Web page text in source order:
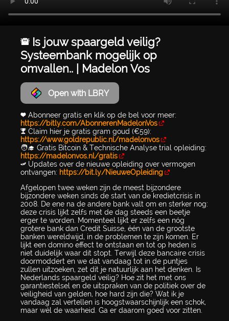
🚨 Is jouw spaargeld veilig?
Systeembank mogelijk op
omvallen.. | Madelon Vos
Open with LBRY
❤️ Abonneer gratis en klik op de bel voor meer:
https://bitly.com/AbonnerenMadelonVos
🏆 Claim hier je gratis gram goud (€59):
https://www.goldrepublic.nl/madelonvos
🧑‍🎓 Gratis Bitcoin & Technische Analyse trial opleiding:
https://madelonvos.nl/gratis
💸 Updates over de nieuwe opleiding over vermogen
ontvangen: https://bit.ly/NieuweOpleiding
Afgelopen twee weken zijn de meest bijzondere
bijzondere weken sinds de start van de kredietcrisis in
2008. De ene na de andere bank valt om en sterker nog:
deze crisis lijkt zelfs met de dag steeds een beetje
erger te worden. Momenteel lijkt er zelfs een nóg
grotere bank dan Credit Suisse, één van de grootste
banken wereldwijd, in de problemen te zijn komen. Er
lijkt een domino effect te ontstaan en tot op heden is
niet duidelijk waar dit stopt. Terwijl deze bancaire crisis
doormoddert en we dat vandaag tot in de puntjes
zullen uitzoeken, zet dit je natuurlijk aan het denken. Is
Nederlands spaargeld veilig? Hoe zit het met ons
garantiestelsel en de uitspraken van de politiek over de
veiligheid van gelden, hoe hard zijn die? Wat ik je
vandaag zal vertellen is hoogstwaarschijnlijk een schok,
maar wél de waarheid. Ga er daarom goed voor zitten.